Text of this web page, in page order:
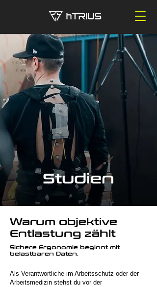
Studien
Warum objektive
Entlastung zählt
Sichere Ergonomie beginnt mit
belastbaren Daten.
Als Verantwortliche im Arbeitsschutz oder der
Arbeitsmedizin stehst du vor der